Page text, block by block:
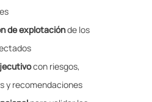
de explotaciónde los
con riesgos,
y recomendaciones